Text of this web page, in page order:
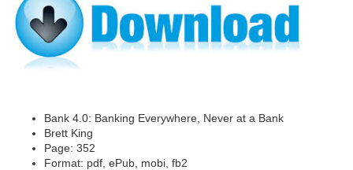
Bank 4.0: Banking Everywhere, Never at a Bank
Brett King
Page: 352
Format: pdf, ePub, mobi, fb2